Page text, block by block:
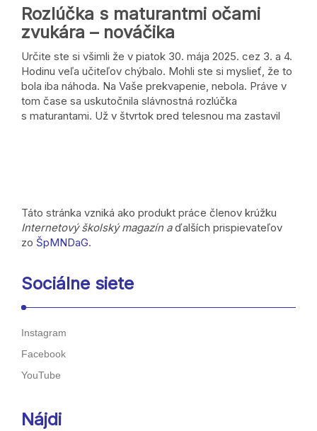
Rozlúčka s maturantmi očami
zvukára – nováčika
Určite ste si všimli že v piatok 30. mája 2025. cez 3. a 4.
Hodinu veľa učiteľov chýbalo. Mohli ste si myslieť, že to
bola iba náhoda. Na Vaše prekvapenie, nebola. Práve v
tom čase sa uskutočnila slávnostná rozlúčka
s maturantami. Už v štvrtok pred telesnou ma zastavil
Táto stránka vzniká ako produkt práce členov krúžku
Internetový školský magazín aďalších prispievateľov
zo ŠpMNDaG.
Sociálne siete
Instagram
Facebook
YouTube
Nájdi